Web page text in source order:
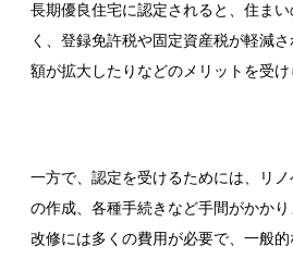
長期優良住宅に認定されると、住ま
く、登録免許税や固定資産税が軽減
額が拡大したりなどのメリットを受け
一方で、認定を受けるためには、リ
の作成、各種手続きなど手間がかか
改修には多くの費用が必要で、一般